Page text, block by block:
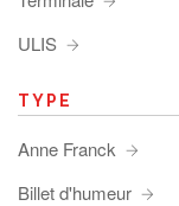
ULIS
TYPE
Anne Franck
Billet d'humeur